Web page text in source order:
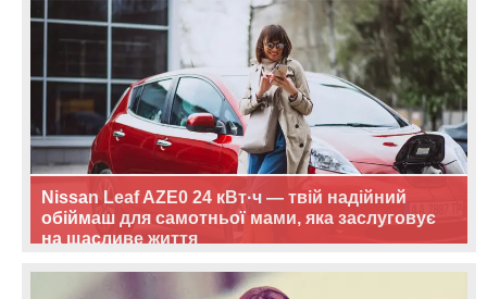
Nissan Leaf AZE0 24 кВт·ч — твій надійний
обіймаш для самотньої мами, яка заслуговує
на щасливе життя